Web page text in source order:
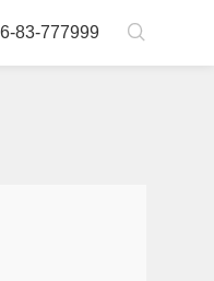
83-777999 